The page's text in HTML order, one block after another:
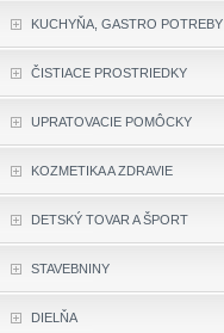
KUCHYŇA, GASTRO POTREBY
ČISTIACE PROSTRIEDKY
UPRATOVACIE POMÔCKY
KOZMETIKA A ZDRAVIE
DETSKÝ TOVAR A ŠPORT
STAVEBNINY
DIELŇA